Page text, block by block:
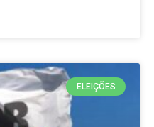
ELEIÇÕES